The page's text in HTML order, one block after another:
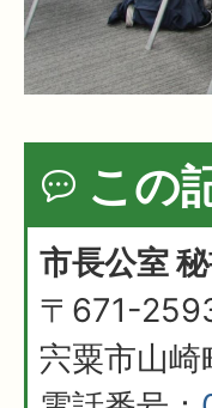
この
市長公室
〒671-
宍粟市山